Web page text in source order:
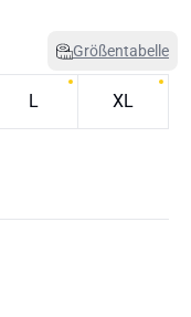
Größentabelle
L XL